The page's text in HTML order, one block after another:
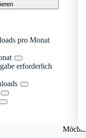
pro Monat
erforderlich